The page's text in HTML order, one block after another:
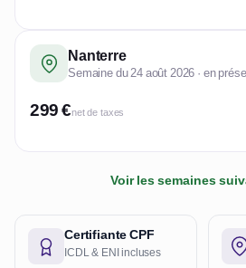
Nanterre
Semaine du 24 août 2026 · en
299 €net de taxes
Voir les semaines
Certifiante CPF
ICDL & ENI incluses